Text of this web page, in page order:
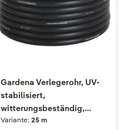
Gardena Verlegerohr, UV-
stabilisiert,
witterungsbeständig,
druckfest
Variante: 25 m